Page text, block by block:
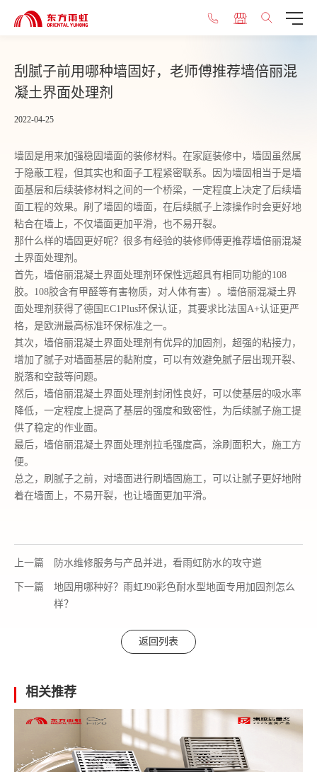
刮腻子前用哪种墙固好，老师傅推荐墙倍丽混
凝土界面处理剂
2022-04-25
墙固是用来加强稳固墙面的装修材料。在家庭装修中，墙固虽然属
于隐蔽工程，但其实也和面子工程紧密联系。因为墙固相当于是墙
面基层和后续装修材料之间的一个桥梁，一定程度上决定了后续墙
面工程的效果。刷了墙固的墙面，在后续腻子上漆操作时会更好地
粘合在墙上，不仅墙面更加平滑，也不易开裂。
那什么样的墙固更好呢？很多有经验的装修师傅更推荐墙倍丽混凝
土界面处理剂。
首先，墙倍丽混凝土界面处理剂环保性远超具有相同功能的108
胶。108胶含有甲醛等有害物质，对人体有害）。墙倍丽混凝土界
面处理剂获得了德国EC1Plus环保认证，其要求比法国A+认证更严
格，是欧洲最高标准环保标准之一。
其次，墙倍丽混凝土界面处理剂有优异的加固剂，超强的粘接力，
增加了腻子对墙面基层的黏附度，可以有效避免腻子层出现开裂、
脱落和空鼓等问题。
然后，墙倍丽混凝土界面处理剂封闭性良好，可以使基层的吸水率
降低，一定程度上提高了基层的强度和致密性，为后续腻子施工提
供了稳定的作业面。
最后，墙倍丽混凝土界面处理剂拉毛强度高，涂刷面积大，施工方
便。
总之，刷腻子之前，对墙面进行刷墙固施工，可以让腻子更好地附
着在墙面上，不易开裂，也让墙面更加平滑。
上一篇 防水维修服务与产品并进，看雨虹防水的攻守道
下一篇
地固用哪种好？雨虹J90彩色耐水型地面专用加固剂怎么
样？
返回列表
相关推荐